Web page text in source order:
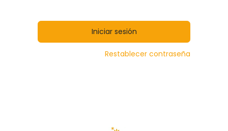
Iniciar sesión
Restablecer contraseña